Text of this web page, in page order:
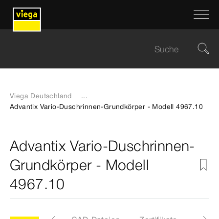
Viega Deutschland
...
Advantix Vario-Duschrinnen-Grundkörper - Modell 4967.10
Advantix Vario-Duschrinnen-
Grundkörper - Modell
4967.10